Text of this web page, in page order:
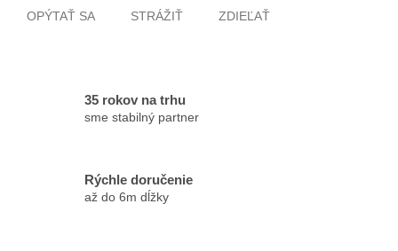
OPÝTAŤ SA STRÁŽIŤ ZDIEĽAŤ
35 rokov na trhu
sme stabilný partner
Rýchle doručenie
až do 6m dĺžky